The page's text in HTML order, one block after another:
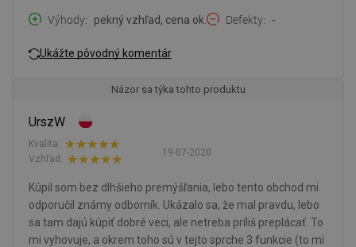
Výhody
pekný vzhľad, cena ok. Defekty -
Ukážte pôvodný komentár
Názor sa týka tohto produktu
UrszW
19-07-2020
Kvalita:
Vzhľad:
Kúpil som bez dlhšieho premýšľania, lebo tento obchod mi
odporučil známy odborník. Ukázalo sa, že mal pravdu, lebo
sa tam dajú kúpiť dobré veci, ale netreba príliš preplácať. To
mi vyhovuje, a okrem toho sú v tejto sprche 3 funkcie (to mi